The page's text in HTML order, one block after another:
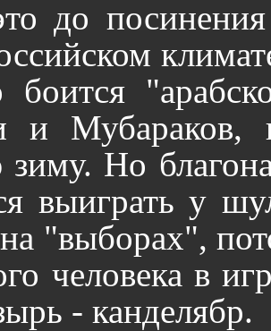
до
боится
и Мубараков,
зиму. Но
выиграть у
на "выборах",
человека в
- канделябр.